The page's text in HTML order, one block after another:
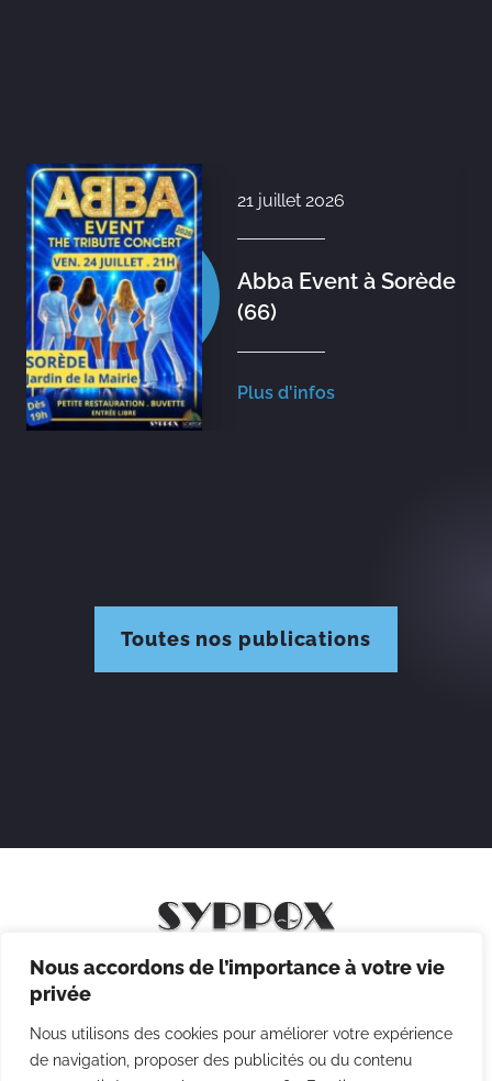
Nous accordons de l’importance à votre vie
privée
Nous utilisons des cookies pour améliorer votre expérience
de navigation, proposer des publicités ou du contenu
21 juillet 2026
Abba Event à Sorède
(66)
Plus d'infos
Toutes nos publications
Mentions légales
Politique des cookies